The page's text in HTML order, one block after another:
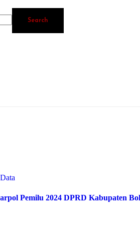
Pemilu 2024 DPRD Kabupaten